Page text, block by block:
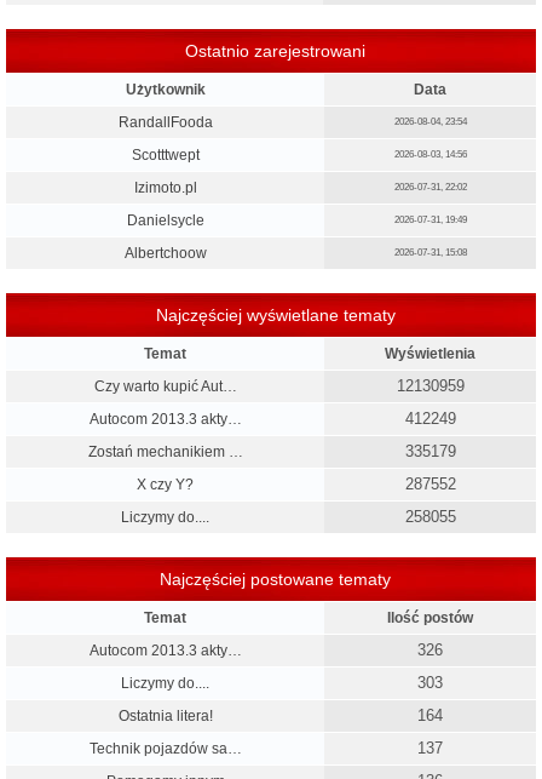
Ostatnio zarejestrowani
Użytkownik
Data
RandallFooda
2026-08-04, 23:54
Scotttwept 2026-08-03, 14:56
Izimoto.pl 2026-07-31, 22:02
Danielsycle 2026-07-31, 19:49
Albertchoow 2026-07-31, 15:08
Najczęściej wyświetlane tematy
Temat
Wyświetlenia
Czy warto kupić Aut…
12130959
Autocom 2013.3 akty… 412249
Zostań mechanikiem … 335179
X czy Y? 287552
Liczymy do.... 258055
Najczęściej postowane tematy
Temat
Ilość postów
Autocom 2013.3 akty…
326
Liczymy do.... 303
Ostatnia litera! 164
Technik pojazdów sa… 137